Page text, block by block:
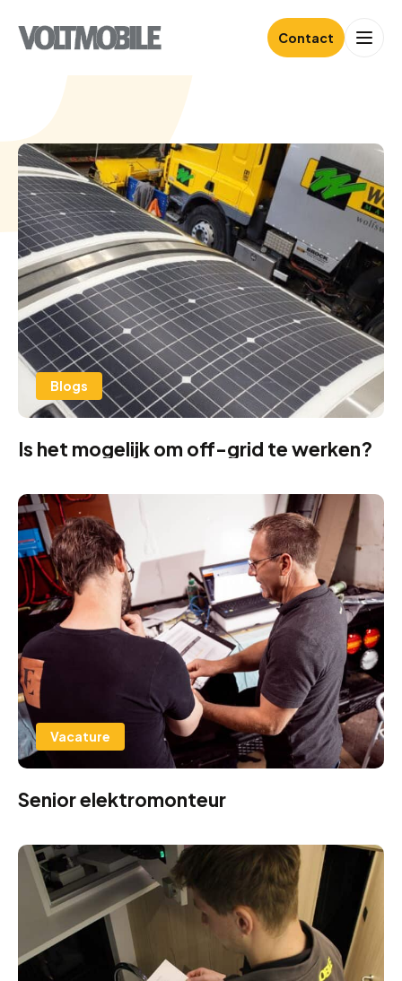
Contact
Blogs
Is het mogelijk om off-grid te werken?
Vacature
Senior elektromonteur